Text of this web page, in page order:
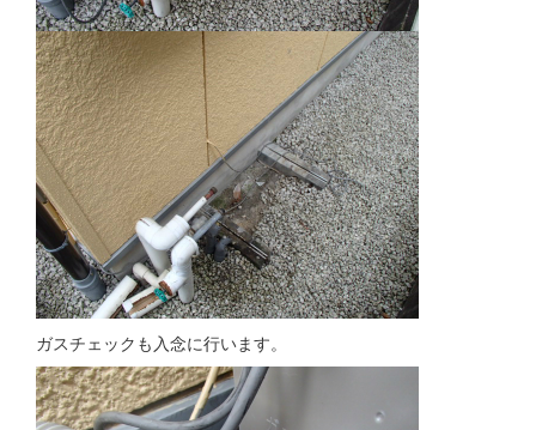
ガスチェックも入念に行います。